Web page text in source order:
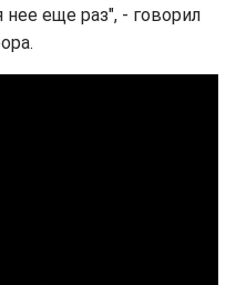
еще раз", - говорил